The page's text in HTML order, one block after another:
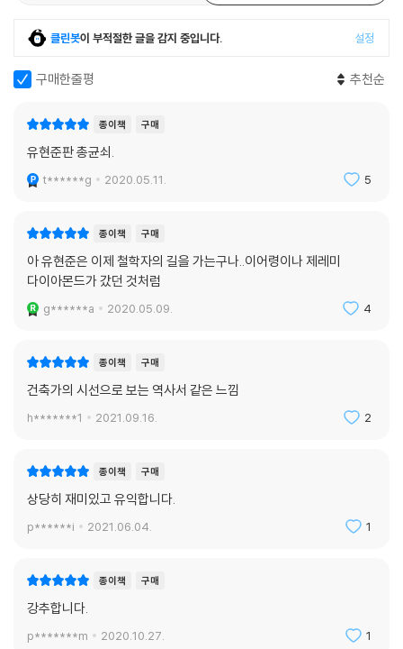
클린봇이 부적절한 글을 감지 중입니다. 설정
구매한줄평 추천순
종이책 구매
유현준판 총균쇠.
t******g 2020.05.11. 5
종이책 구매
아 유현준은 이제 철학자의 길을 가는구나..이어령이나 제레미
다이아몬드가 갔던 것처럼
g******a 2020.05.09. 4
종이책 구매
건축가의 시선으로 보는 역사서 같은 느낌
h*******1 2021.09.16. 2
종이책 구매
상당히 재미있고 유익합니다.
p******i 2021.06.04. 1
종이책 구매
강추합니다.
p*******m 2020.10.27. 1